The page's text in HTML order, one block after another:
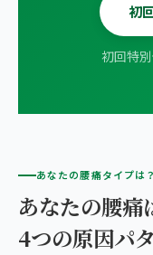
初
初回特
あなたの腰痛タイプは？
あなたの腰痛
4つの原因パ